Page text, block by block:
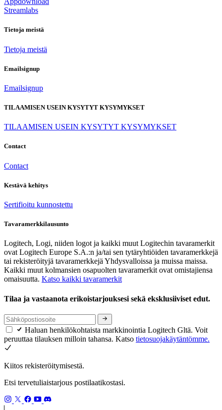
Streamlabs
Tietoja meistä
Tietoja meistä
Emailsignup
Emailsignup
TILAAMISEN USEIN KYSYTYT KYSYMYKSET
TILAAMISEN USEIN KYSYTYT KYSYMYKSET
Contact
Contact
Kestävä kehitys
Sertifioitu kunnostettu
Tavaramerkkilausunto
Logitech, Logi, niiden logot ja kaikki muut Logitechin tavaramerkit
ovat Logitech Europe S.A.:n ja/tai sen tytäryhtiöiden tavaramerkkejä
tai rekisteröityjä tavaramerkkejä Yhdysvalloissa ja muissa maissa.
Kaikki muut kolmansien osapuolten tavaramerkit ovat omistajiensa
omaisuutta. Katso kaikki tavaramerkit
Tilaa ja vastaanota erikoistarjouksesi sekä eksklusiiviset edut.
Haluan henkilökohtaista markkinointia Logitech Gltä. Voit
peruuttaa tilauksen milloin tahansa. Katso tietosuojakäytäntömme.
Kiitos rekisteröitymisestä.
Etsi tervetuliaistarjous postilaatikostasi.